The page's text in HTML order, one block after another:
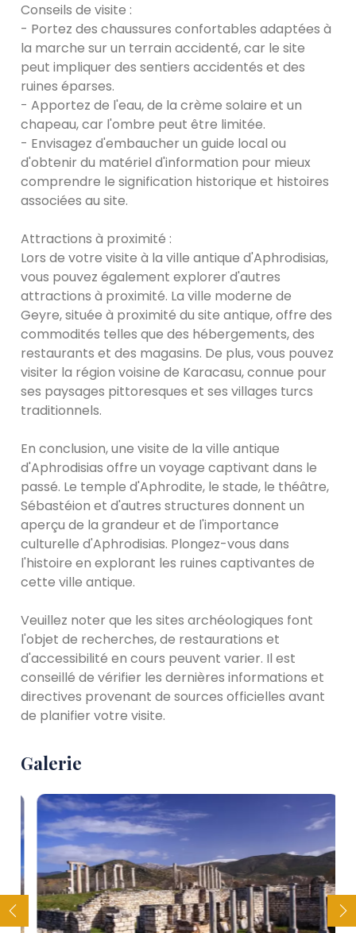
Conseils de visite :
- Portez des chaussures confortables adaptées à
la marche sur un terrain accidenté, car le site
peut impliquer des sentiers accidentés et des
ruines éparses.
- Apportez de l'eau, de la crème solaire et un
chapeau, car l'ombre peut être limitée.
- Envisagez d'embaucher un guide local ou
d'obtenir du matériel d'information pour mieux
comprendre le signification historique et histoires
associées au site.
Attractions à proximité :
Lors de votre visite à la ville antique d'Aphrodisias,
vous pouvez également explorer d'autres
attractions à proximité. La ville moderne de
Geyre, située à proximité du site antique, offre des
commodités telles que des hébergements, des
restaurants et des magasins. De plus, vous pouvez
visiter la région voisine de Karacasu, connue pour
ses paysages pittoresques et ses villages turcs
traditionnels.
En conclusion, une visite de la ville antique
d'Aphrodisias offre un voyage captivant dans le
passé. Le temple d'Aphrodite, le stade, le théâtre,
Sébastéion et d'autres structures donnent un
aperçu de la grandeur et de l'importance
culturelle d'Aphrodisias. Plongez-vous dans
l'histoire en explorant les ruines captivantes de
cette ville antique.
Veuillez noter que les sites archéologiques font
l'objet de recherches, de restaurations et
d'accessibilité en cours peuvent varier. Il est
conseillé de vérifier les dernières informations et
directives provenant de sources officielles avant
de planifier votre visite.
Galerie